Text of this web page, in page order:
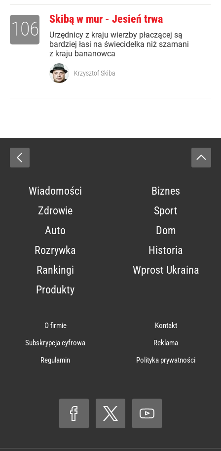
Skibą w mur - Jesień trwa
Urzędnicy z kraju wierzby płaczącej są
bardziej łasi na świecidełka niż szamani
z kraju bananowca
106
Krzysztof Skiba
Wiadomości
Biznes
Zdrowie
Sport
Auto
Dom
Rozrywka
Historia
Rankingi
Wprost Ukraina
Produkty
O firmie
Kontakt
Subskrypcja cyfrowa
Reklama
Regulamin
Polityka prywatności